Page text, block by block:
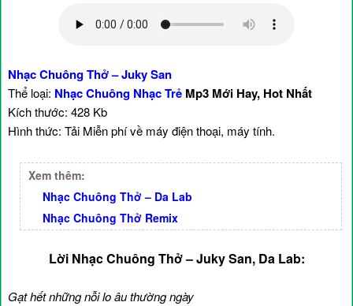
Nhạc Chuông Thở – Juky San
Thể loại: Nhạc Chuông Nhạc Trẻ Mp3 Mới Hay, Hot Nhất
Kích thước: 428 Kb
Hình thức: Tải Miễn phí về máy điện thoại, máy tính.
Xem thêm:
Nhạc Chuông Thở – Da Lab
Nhạc Chuông Thở Remix
Lời Nhạc Chuông Thở – Juky San, Da Lab:
Gạt hết những nỗi lo âu thường ngày